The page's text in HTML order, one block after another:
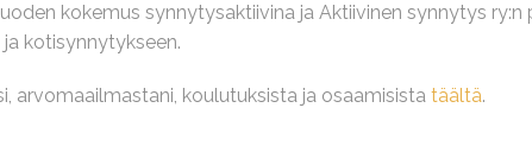
kokemus synnytysaktiivina ja Aktiivinen synnytys
kotisynnytykseen.
arvomaailmastani, koulutuksista ja osaamisista täältä.